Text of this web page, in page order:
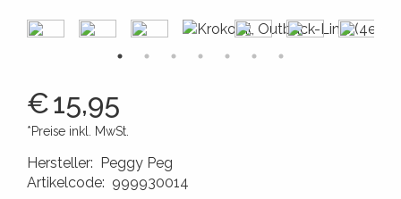
€15,95
*Preise inkl. MwSt.
Hersteller: Peggy Peg
Artikelcode: 999930014